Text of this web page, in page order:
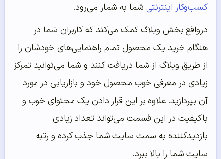
کسب‌وکار اینترنتی شما به شمار می‌رود.
درواقع بخش وبلاگ کمک می‌کند که کاربران شما در
هنگام خرید یک محصول تمام راهنمایی‌های خودشان را
از طریق وبلاگ از شما دریافت کنند و شما می‌توانید تمرکز
زیادی در معرفی خوب محصول خود و بازاریابی در مورد
آن بپردازید. علاوه بر این قرار دادن یک محتوای خوب و
باکیفیت در این قسمت می‌تواند تعداد زیادی
بازدیدکننده به سمت سایت شما جذب کرده و رتبه
سایت شما را بالا ببرد.